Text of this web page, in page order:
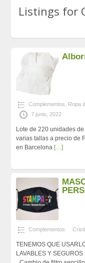
Listings for
Complementos Ropa
7 junio, 2022
Lote de 220 unidades
varias tallas a precio de
en Barcelona […]
Complementos
TENEMOS QUE
LAVABLES Y